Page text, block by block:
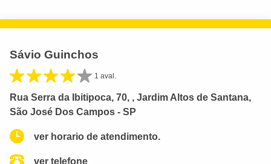
Sávio Guinchos
1 aval.
Rua Serra da Ibitipoca, 70, , Jardim Altos de Santana,
São José Dos Campos - SP
ver horario de atendimento.
ver telefone